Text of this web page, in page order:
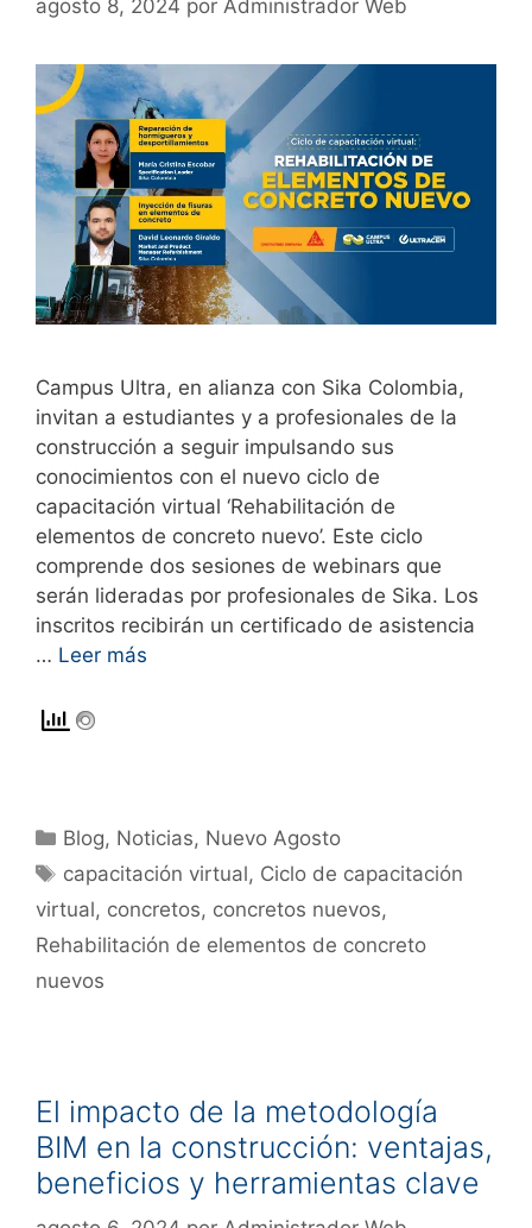
agosto 8, 2024 por Administrador Web
Campus Ultra, en alianza con Sika Colombia,
invitan a estudiantes y a profesionales de la
construcción a seguir impulsando sus
conocimientos con el nuevo ciclo de
capacitación virtual ‘Rehabilitación de
elementos de concreto nuevo’. Este ciclo
comprende dos sesiones de webinars que
serán lideradas por profesionales de Sika. Los
inscritos recibirán un certificado de asistencia
… Leer más
Blog, Noticias, Nuevo Agosto
capacitación virtual, Ciclo de capacitación
virtual, concretos, concretos nuevos,
Rehabilitación de elementos de concreto
nuevos
El impacto de la metodología
BIM en la construcción: ventajas,
beneficios y herramientas clave